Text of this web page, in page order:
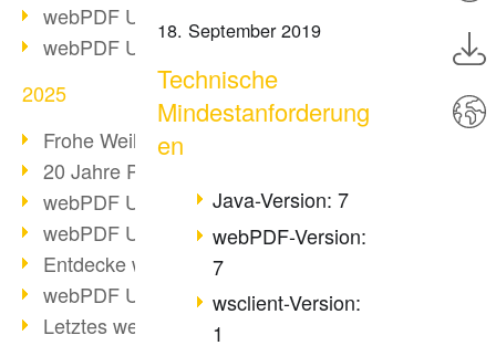
webPDF Update 10.0.5
webPDF Update 10.0.4
2025
Frohe Weihnachten & Auszeit
20 Jahre PDF/A
webPDF Update 10.0.3
webPDF Update 10.0.2
Entdecke webPDF 10
webPDF Update 9.0.0.3655
Letztes webPDF 8 Update
18. September 2019
Technische
Mindestanforderung
en
Java-Version: 7
webPDF-Version:
7
wsclient-Version:
1